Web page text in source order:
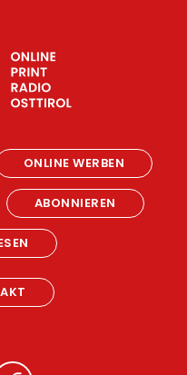
ONLINE WERBEN
ABONNIEREN